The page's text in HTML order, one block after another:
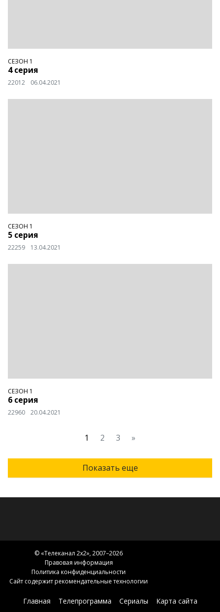
СЕЗОН 1
4 серия
22012 06.04.2021
СЕЗОН 1
5 серия
22259 13.04.2021
СЕЗОН 1
6 серия
22960 20.04.2021
1 2 3 »
Показать еще
© «Телеканал 2x2», 2007–2026
Правовая информация
Политика конфиденциальности
Сайт содержит рекомендательные технологии
Главная Телепрограмма Сериалы
Карта сайта